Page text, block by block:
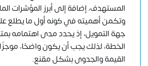
المستهدف، إضافة إلى أبرز المؤشرات
وتكمن أهميته في كونه أول ما يطلع
جهة التمويل، إذ يحدد مدى اهتمامه
الخطة، لذلك يجب أن يكون واضحًا،
القيمة والجدوى بشكل مقنع.